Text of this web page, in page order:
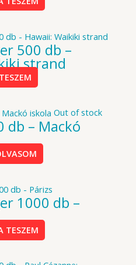
500 db –
strand
Out of stock
db – Mackó
1000 db –
TESZEM